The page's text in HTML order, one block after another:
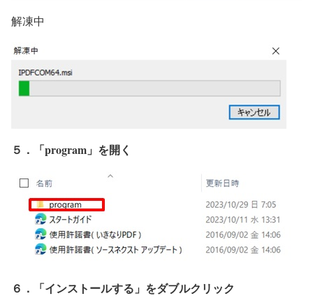
解凍中
５．「program」を開く
６．「インストールする」をダブルクリック